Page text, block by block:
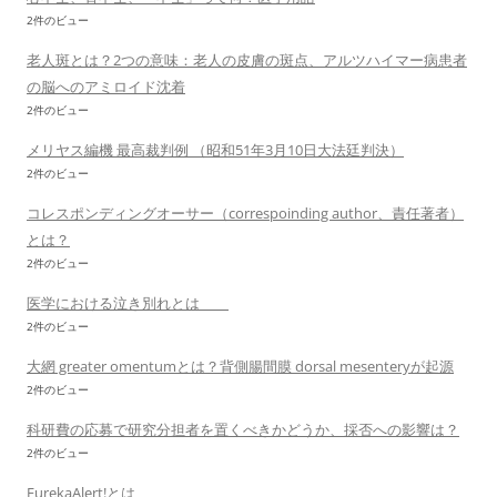
2件のビュー
老人斑とは？2つの意味：老人の皮膚の斑点、アルツハイマー病患者
の脳へのアミロイド沈着
2件のビュー
メリヤス編機 最高裁判例 （昭和51年3月10日大法廷判決）
2件のビュー
コレスポンディングオーサー（correspoinding author、責任著者）
とは？
2件のビュー
医学における泣き別れとは
2件のビュー
大網 greater omentumとは？背側腸間膜 dorsal mesenteryが起源
2件のビュー
科研費の応募で研究分担者を置くべきかどうか、採否への影響は？
2件のビュー
EurekaAlert!とは